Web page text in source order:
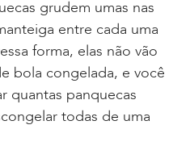
grudem umas nas
entre cada uma
forma, elas não vão
bola congelada, e você
quantas panquecas
todas de uma